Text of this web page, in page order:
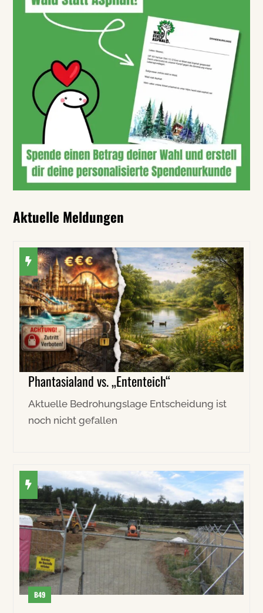
Aktuelle Meldungen
Phantasialand vs. „Ententeich“
Aktuelle Bedrohungslage Entscheidung ist
noch nicht gefallen
B49